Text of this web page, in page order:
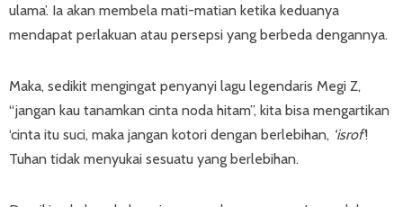
ulama’. Ia akan membela mati-matian ketika keduanya
mendapat perlakuan atau persepsi yang berbeda dengannya.
Maka, sedikit mengingat penyanyi lagu legendaris Megi Z,
“jangan kau tanamkan cinta noda hitam”, kita bisa mengartikan
‘cinta itu suci, maka jangan kotori dengan berlebihan, ‘isrof’!
Tuhan tidak menyukai sesuatu yang berlebihan.